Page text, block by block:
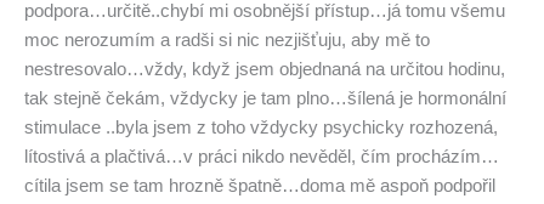
podpora…určitě..chybí mi osobnější přístup…já tomu všemu
moc nerozumím a radši si nic nezjišťuju, aby mě to
nestresovalo…vždy, když jsem objednaná na určitou hodinu,
tak stejně čekám, vždycky je tam plno…šílená je hormonální
stimulace ..byla jsem z toho vždycky psychicky rozhozená,
lítostivá a plačtivá…v práci nikdo nevěděl, čím procházím…
cítila jsem se tam hrozně špatně…doma mě aspoň podpořil